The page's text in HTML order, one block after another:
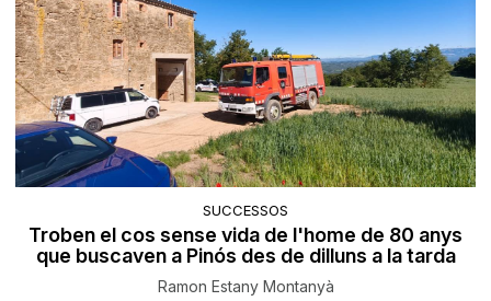
SUCCESSOS
Troben el cos sense vida de l'home de 80 anys
que buscaven a Pinós des de dilluns a la tarda
Ramon Estany Montanyà